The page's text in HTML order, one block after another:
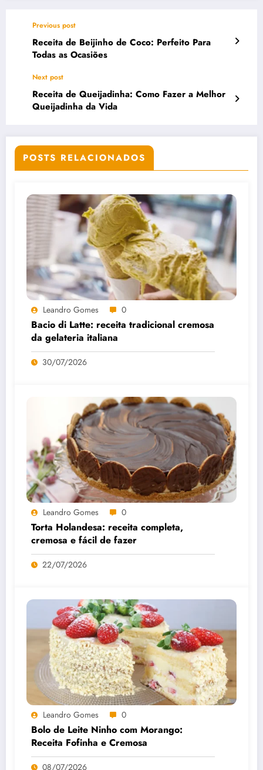
Previous post
Receita de Beijinho de Coco: Perfeito Para
Todas as Ocasiões
Next post
Receita de Queijadinha: Como Fazer a Melhor
Queijadinha da Vida
POSTS RELACIONADOS
Leandro Gomes 0
Bacio di Latte: receita tradicional cremosa
da gelateria italiana
30/07/2026
Leandro Gomes 0
Torta Holandesa: receita completa,
cremosa e fácil de fazer
22/07/2026
Leandro Gomes 0
Bolo de Leite Ninho com Morango:
Receita Fofinha e Cremosa
08/07/2026